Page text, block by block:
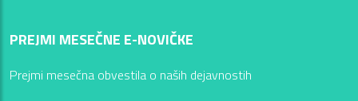
PREJMI MESEČNE E-NOVIČKE
Prejmi mesečna obvestila o naših dejavnostih